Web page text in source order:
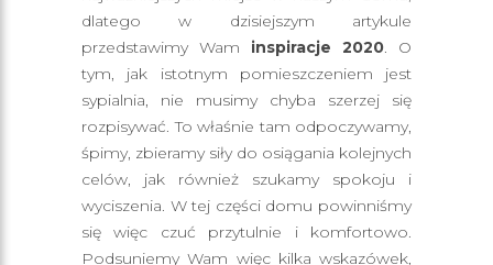
dlatego w dzisiejszym artykule
przedstawimy Wam inspiracje 2020. O
tym, jak istotnym pomieszczeniem jest
sypialnia, nie musimy chyba szerzej się
rozpisywać. To właśnie tam odpoczywamy,
śpimy, zbieramy siły do osiągania kolejnych
celów, jak również szukamy spokoju i
wyciszenia. W tej części domu powinniśmy
się więc czuć przytulnie i komfortowo.
Podsuniemy Wam więc kilka wskazówek,